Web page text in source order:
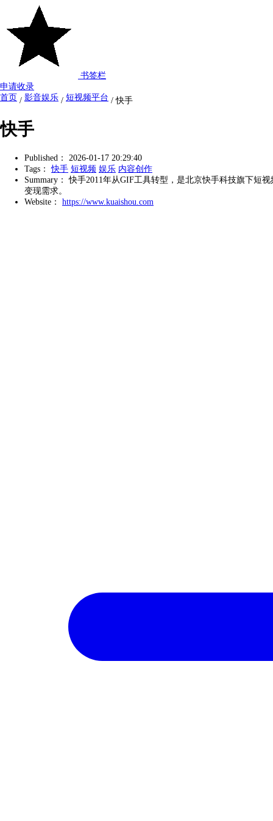
书签栏
申请收录
首页 / 影音娱乐 / 短视频平台 / 快手
快手
Published：
2026-01-17 20:29:40
Tags：
快手 短视频 娱乐 内容创作
Summary：
快手2011年从GIF工具转型，是北京快手科技旗下短
变现需求。
Website：
https://www.kuaishou.com